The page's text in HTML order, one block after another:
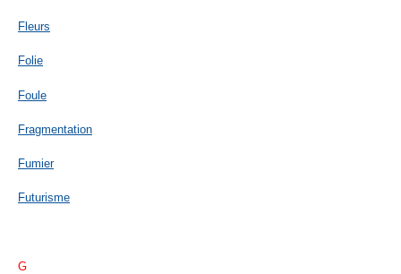
Fleurs
Folie
Foule
Fragmentation
Fumier
Futurisme
G